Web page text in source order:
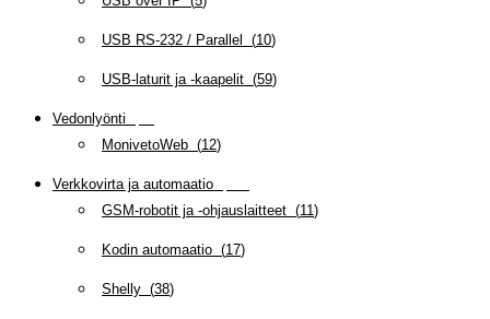
USB RS-232 / Parallel (10)
USB-laturit ja -kaapelit (59)
Vedonlyönti
MonivetoWeb (12)
Verkkovirta ja automaatio
GSM-robotit ja -ohjauslaitteet (11)
Kodin automaatio (17)
Shelly (38)